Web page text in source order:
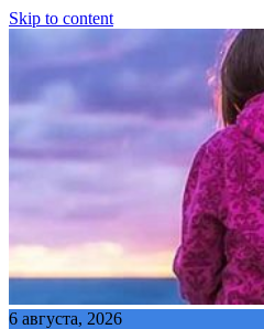
Skip to content
6 августа, 2026